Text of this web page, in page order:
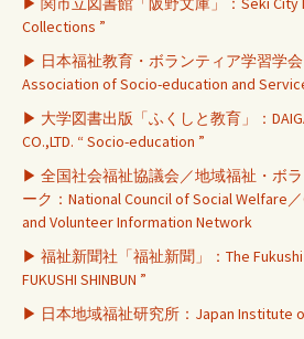
Collections ”
▶ 日本福祉教育・ボランティア学習学会
Association of Socio-education and
▶ 大学図書出版「ふくしと教育」：
CO.,LTD. “ Socio-education ”
▶ 全国社会福祉協議会／地域福祉・ボ
ーク：National Council of Social Welfare
and Volunteer Information Network
▶ 福祉新聞社「福祉新聞」：The Fukushi
FUKUSHI SHINBUN ”
▶ 日本地域福祉研究所：Japan Institute